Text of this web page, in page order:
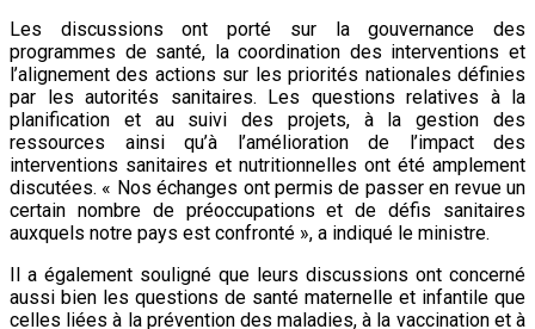
Les discussions ont porté sur la gouvernance des
programmes de santé, la coordination des interventions et
l’alignement des actions sur les priorités nationales définies
par les autorités sanitaires. Les questions relatives à la
planification et au suivi des projets, à la gestion des
ressources ainsi qu’à l’amélioration de l’impact des
interventions sanitaires et nutritionnelles ont été amplement
discutées. « Nos échanges ont permis de passer en revue un
certain nombre de préoccupations et de défis sanitaires
auxquels notre pays est confronté », a indiqué le ministre.
Il a également souligné que leurs discussions ont concerné
aussi bien les questions de santé maternelle et infantile que
celles liées à la prévention des maladies, à la vaccination et à